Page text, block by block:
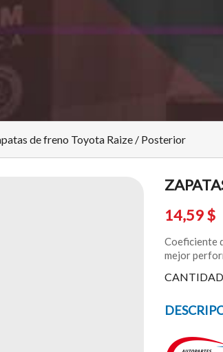
de freno Toyota Raize / Posterior
14,59 $
Coeficiente
mejor
CANTIDAD